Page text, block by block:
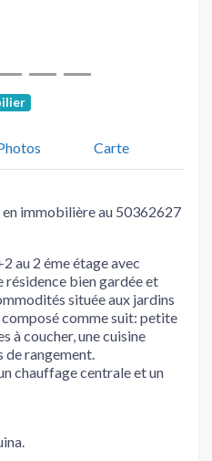
Carte
immobilière au 50362627
au 2 éme étage avec
résidence bien gardée et
située aux jardins
composé comme suit: petite
à coucher, une cuisine
de rangement.
chauffage centrale et un